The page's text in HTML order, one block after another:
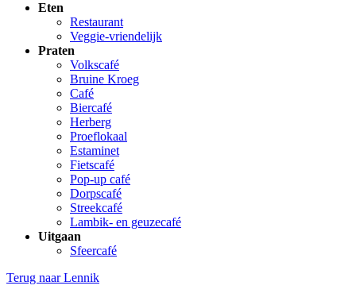
Eten
Restaurant
Veggie-vriendelijk
Praten
Volkscafé
Bruine Kroeg
Café
Biercafé
Herberg
Proeflokaal
Estaminet
Fietscafé
Pop-up café
Dorpscafé
Streekcafé
Lambik- en geuzecafé
Uitgaan
Sfeercafé
Terug naar Lennik